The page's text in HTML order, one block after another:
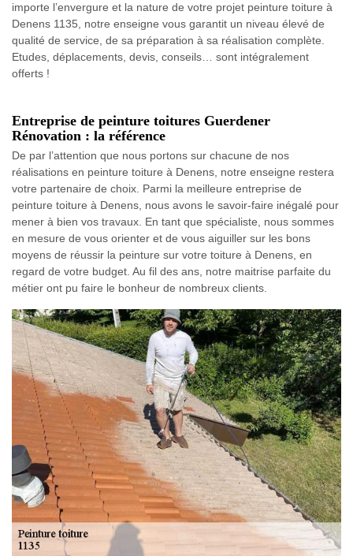
importe l’envergure et la nature de votre projet peinture toiture à
Denens 1135, notre enseigne vous garantit un niveau élevé de
qualité de service, de sa préparation à sa réalisation complète.
Etudes, déplacements, devis, conseils… sont intégralement
offerts !
Entreprise de peinture toitures Guerdener
Rénovation : la référence
De par l’attention que nous portons sur chacune de nos
réalisations en peinture toiture à Denens, notre enseigne restera
votre partenaire de choix. Parmi la meilleure entreprise de
peinture toiture à Denens, nous avons le savoir-faire inégalé pour
mener à bien vos travaux. En tant que spécialiste, nous sommes
en mesure de vous orienter et de vous aiguiller sur les bons
moyens de réussir la peinture sur votre toiture à Denens, en
regard de votre budget. Au fil des ans, notre maitrise parfaite du
métier ont pu faire le bonheur de nombreux clients.